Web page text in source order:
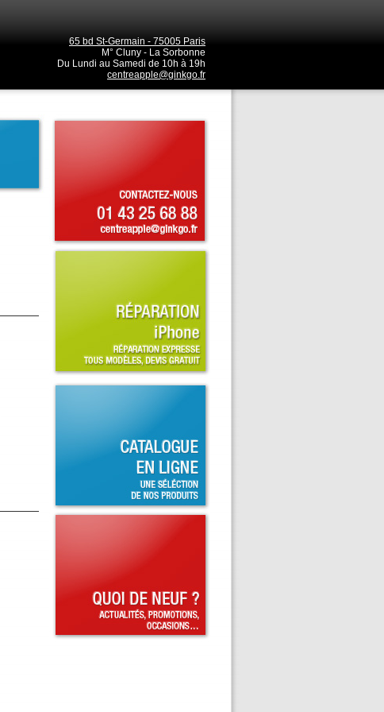
65 bd St-Germain - 75005 Paris
M° Cluny - La Sorbonne
Du Lundi au Samedi de 10h à 19h
centreapple@ginkgo.fr